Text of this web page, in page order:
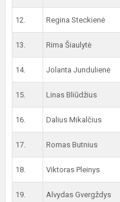
12. Regina Steckienė
13. Rima Šiaulytė
14. Jolanta Jundulienė
15. Linas Bliūdžius
16. Dalius Mikalčius
17. Romas Butnius
18. Viktoras Pleinys
19. Alvydas Gvergždys